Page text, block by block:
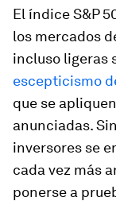
El índice S&P
los mercados
incluso ligeras
escepticismo
que se
anunciadas.
inversores se
cada vez más
ponerse a